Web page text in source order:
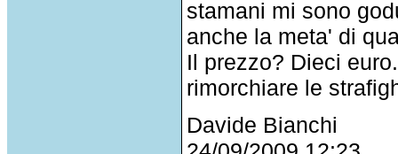
stamani mi sono
anche la meta' di
Il prezzo? Dieci
rimorchiare le
Davide Bianchi